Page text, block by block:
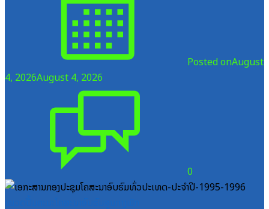
Posted onAugust
4, 2026August 4, 2026
0